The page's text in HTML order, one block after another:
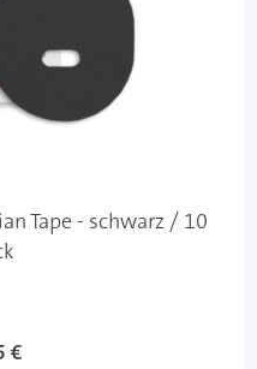
Tape - schwarz / 10
€